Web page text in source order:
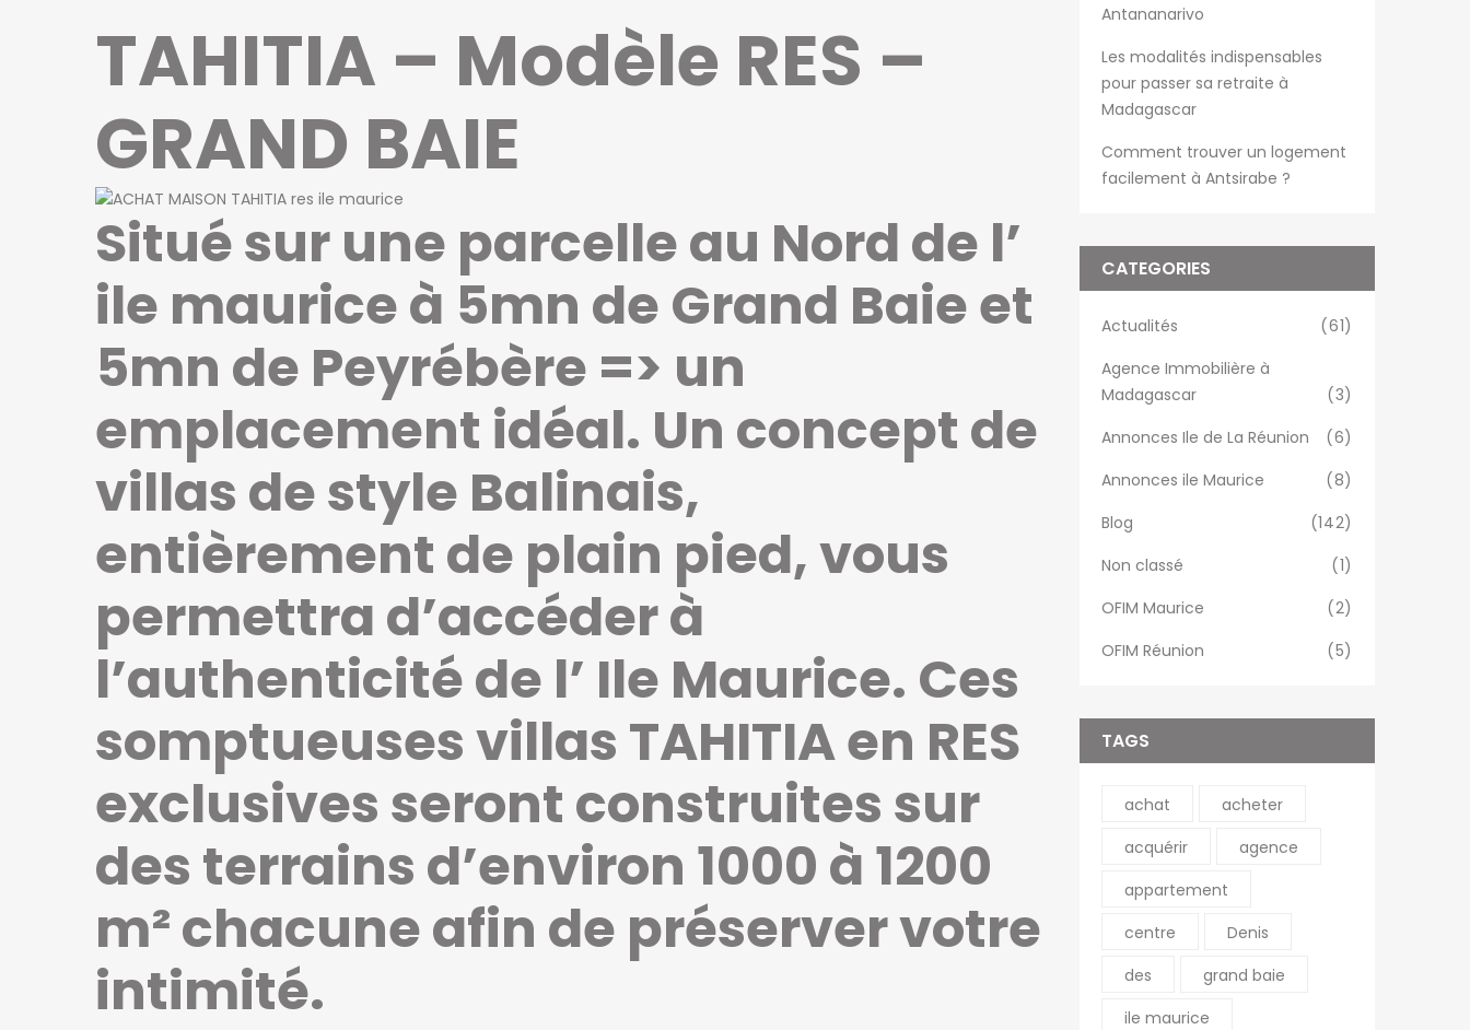
TAHITIA – Modèle RES –
GRAND BAIE
Situé sur une parcelle au Nord de l’
ile maurice à 5mn de Grand Baie et
5mn de Peyrébère => un
emplacement idéal. Un concept de
villas de style Balinais,
entièrement de plain pied, vous
permettra d’accéder à
l’authenticité de l’ Ile Maurice. Ces
somptueuses villas TAHITIA en RES
exclusives seront construites sur
des terrains d’environ 1000 à 1200
m² chacune afin de préserver votre
intimité.
Antananarivo
Les modalités indispensables
pour passer sa retraite à
Madagascar
Comment trouver un logement
facilement à Antsirabe ?
CATEGORIES
Actualités
(61)
Agence Immobilière à
Madagascar
(3)
Annonces Ile de La Réunion
(6)
Annonces ile Maurice
(8)
Blog
(142)
Non classé
(1)
OFIM Maurice
(2)
OFIM Réunion
(5)
TAGS
achat
acheter
acquérir
agence
appartement
centre
Denis
des
grand baie
ile maurice